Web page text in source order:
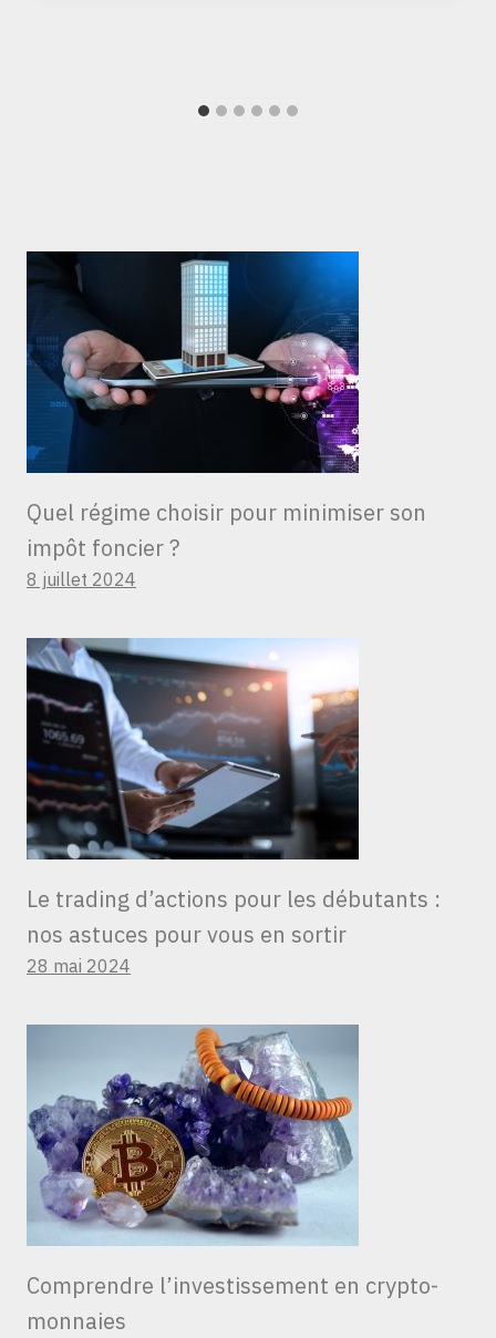
Quel régime choisir pour minimiser son
impôt foncier ?
8 juillet 2024
Le trading d’actions pour les débutants :
nos astuces pour vous en sortir
28 mai 2024
Comprendre l’investissement en crypto-
monnaies